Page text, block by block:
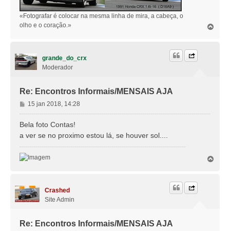
«Fotografar é colocar na mesma linha de mira, a cabeça, o
olho e o coração.»
grande_do_crx
Moderador
Re: Encontros Informais/MENSAIS AJA
M
e
n
e
15 jan 2018, 14:28
Bela foto Contas!
a ver se no proximo estou lá, se houver sol....
Crashed
Site Admin
Re: Encontros Informais/MENSAIS AJA